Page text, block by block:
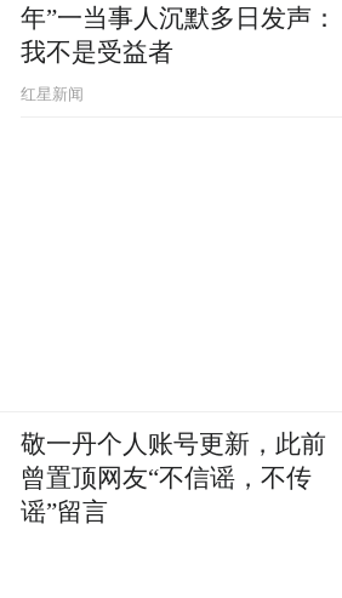
年”一当事人沉默多日发声：
我不是受益者
红星新闻
敬一丹个人账号更新，此前
曾置顶网友“不信谣，不传
谣”留言